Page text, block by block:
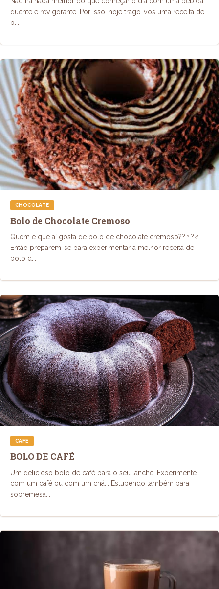
quente e revigorante. Por isso, hoje trago-vos uma receita de
b...
CHOCOLATE
Bolo de Chocolate Cremoso
Quem é que aí gosta de bolo de chocolate cremoso??‍♀️?‍♂️
Então preparem-se para experimentar a melhor receita de
bolo d...
CAFE
BOLO DE CAFÉ
Um delicioso bolo de café para o seu lanche. Experimente
com um café ou com um chá... Estupendo também para
sobremesa....